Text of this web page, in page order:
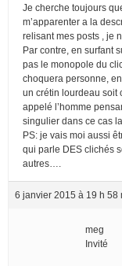
Je cherche toujours
m’apparenter a la
relisant mes posts , je
Par contre, en surfant
pas le monopole du
choquera personne,
un crétin lourdeau soit
appelé l’homme
singulier dans ce cas
PS: je vais moi aussi
qui parle DES clichés
autres….
6 janvier 2015 à 19 h 58
meg
Invité